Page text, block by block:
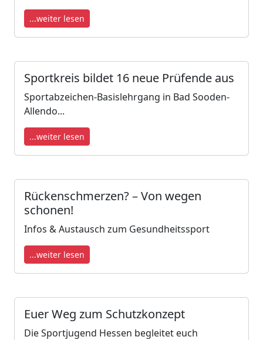
...weiter lesen
Sportkreis bildet 16 neue Prüfende aus
Sportabzeichen-Basislehrgang in Bad Sooden-
Allendo...
...weiter lesen
Rückenschmerzen? – Von wegen
schonen!
Infos & Austausch zum Gesundheitssport
...weiter lesen
Euer Weg zum Schutzkonzept
Die Sportjugend Hessen begleitet euch